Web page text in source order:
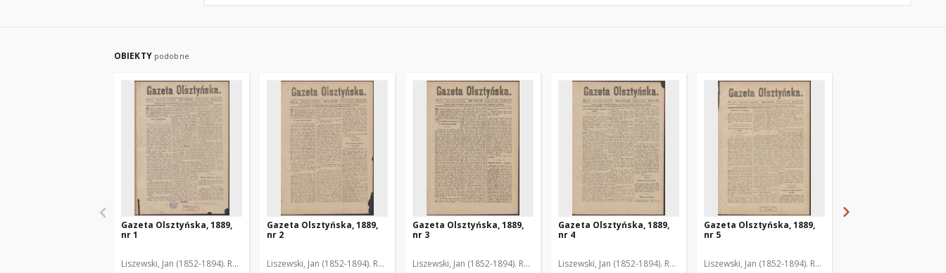
OBIEKTY podobne
Gazeta Olsztyńska, 1889,
nr 1
Liszewski, Jan (1852-1894). Red.
Gazeta Olsztyńska, 1889,
nr 2
Liszewski, Jan (1852-1894). Red.
Gazeta Olsztyńska, 1889,
nr 3
Liszewski, Jan (1852-1894). Red.
Gazeta Olsztyńska, 1889,
nr 4
Liszewski, Jan (1852-1894). Red.
Gazeta Olsztyńska, 1889,
nr 5
Liszewski, Jan (1852-1894). Red.